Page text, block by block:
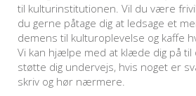
til kulturinstitutionen. Vil du være
du gerne påtage dig at ledsage et
demens til kulturoplevelse og kaffe
Vi kan hjælpe med at klæde dig på til
støtte dig undervejs, hvis noget er
skriv og hør nærmere.